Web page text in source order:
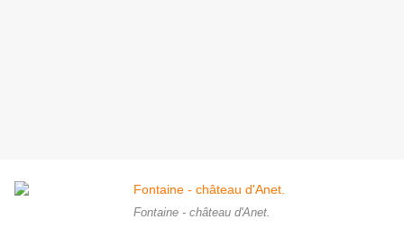
Fontaine - château d'Anet.